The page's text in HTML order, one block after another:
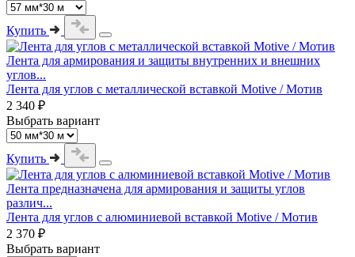
Купить
Лента для армирования и защиты внутренних и внешних
углов...
Лента для углов с металлической вставкой Motive / Мотив
2 340 ₽
Выбрать вариант
Купить
Лента предназначена для армирования и защиты углов
различ...
Лента для углов с алюминиевой вставкой Motive / Мотив
2 370 ₽
Выбрать вариант